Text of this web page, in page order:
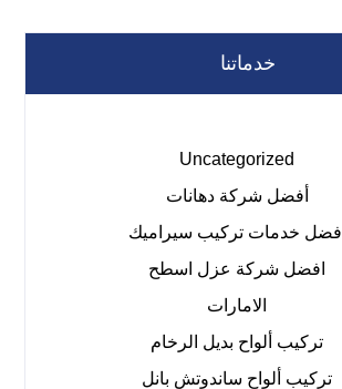
خدماتنا
Uncategorized
أفضل شركة دهانات
افضل خدمات تركيب سيراميك
افضل شركة عزل اسطح
الامارات
تركيب ألواح بديل الرخام
تركيب ألواح ساندوتش بانل